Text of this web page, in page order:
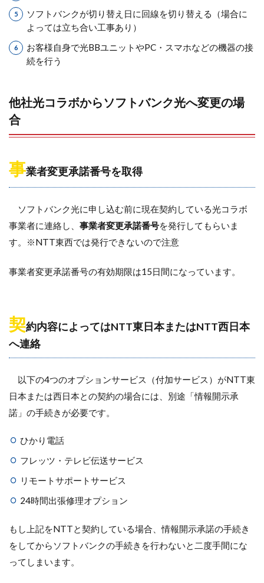
ソフトバンクが切り替え日に回線を切り替える（場合に
よっては立ち合い工事あり）
お客様自身で光BBユニットやPC・スマホなどの機器の接
続を行う
他社光コラボからソフトバンク光へ変更の場
合
事業者変更承諾番号を取得
ソフトバンク光に申し込む前に現在契約している光コラボ
事業者に連絡し、 事業者変更承諾番号を発行してもらいま
す。※NTT東西では発行できないので注意
事業者変更承諾番号の有効期限は15日間になっています。
契約内容によってはNTT東日本またはNTT西日本
へ連絡
以下の4つのオプションサービス（付加サービス）がNTT東
日本または西日本との契約の場合には、別途「情報開示承
諾」の手続きが必要です。
ひかり電話
フレッツ・テレビ伝送サービス
リモートサポートサービス
24時間出張修理オプション
もし上記をNTTと契約している場合、情報開示承諾の手続き
をしてからソフトバンクの手続きを行わないと二度手間にな
ってしまいます。